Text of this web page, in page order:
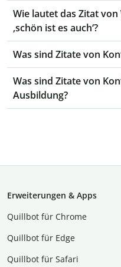
Wie lautet das Zitat
‚schön ist es auch‘?
Was sind Zitate von
Was sind Zitate von
Ausbildung?
Erweiterungen & Apps
Quillbot für Chrome
Quillbot für Edge
Quillbot für Safari